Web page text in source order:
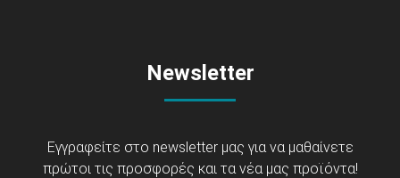
Newsletter
Εγγραφείτε στο newsletter μας για να μαθαίνετε
πρώτοι τις προσφορές και τα νέα μας προϊόντα!